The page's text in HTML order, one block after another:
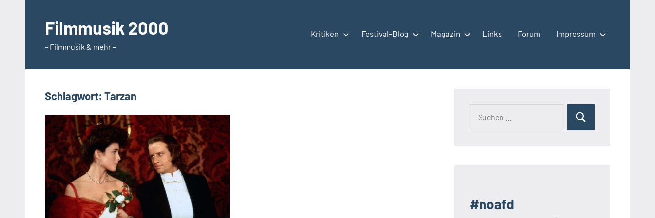
springenFilmmusik 2000
– Filmmusik & mehr –
Kritiken Festival-Blog Magazin Links Forum Impressum
Schlagwort: Tarzan
Suchen
#noafd